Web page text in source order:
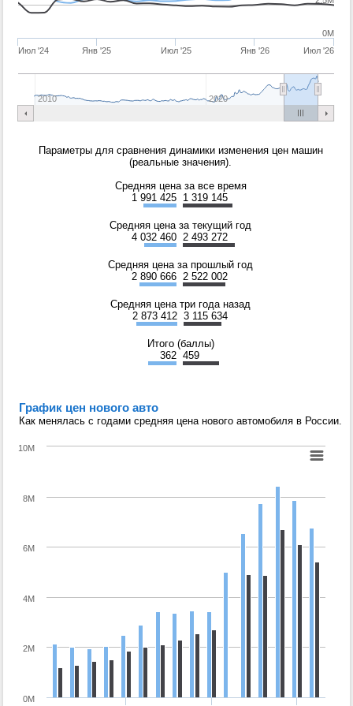
Июл '24 Янв '25 Июл '25 Янв '26 Июл '26
2010 2020
0M
Параметры для сравнения динамики изменения цен машин
(реальные значения).
Средняя цена за все время
1 991 425 1 319 145
Средняя цена за текущий год
4 032 460 2 493 272
Средняя цена за прошлый год
2 890 666 2 522 002
Средняя цена три года назад
2 873 412 3 115 634
Итого (баллы)
362 459
График цен нового авто
Как менялась с годами средняя цена нового автомобиля в России.
0M
2M
4M
6M
8M
10M